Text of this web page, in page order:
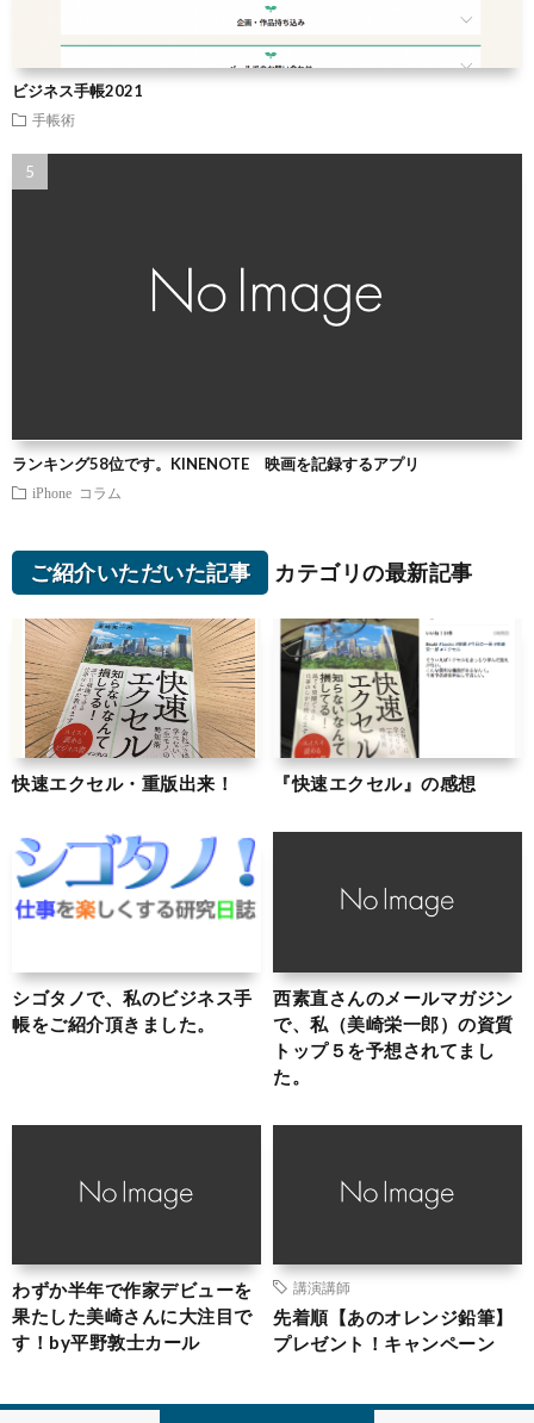
ビジネス手帳2021
手帳術
ランキング58位です。KINENOTE 映画を記録するアプリ
iPhone コラム
ご紹介いただいた記事 カテゴリの最新記事
快速エクセル・重版出来！ 『快速エクセル』の感想
シゴタノで、私のビジネス手
帳をご紹介頂きました。
西素直さんのメールマガジン
で、私（美崎栄一郎）の資質
トップ５を予想されてまし
た。
わずか半年で作家デビューを
果たした美崎さんに大注目で
す！by平野敦士カール
講演講師
先着順【あのオレンジ鉛筆】
プレゼント！キャンペーン